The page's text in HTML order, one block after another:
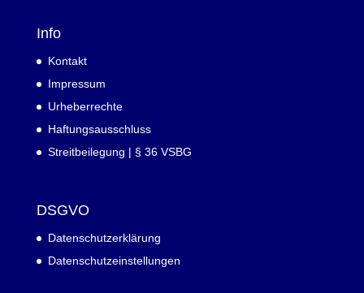
Info
Kontakt
Impressum
Urheberrechte
Haftungsausschluss
Streitbeilegung | § 36 VSBG
DSGVO
Datenschutzerklärung
Datenschutzeinstellungen